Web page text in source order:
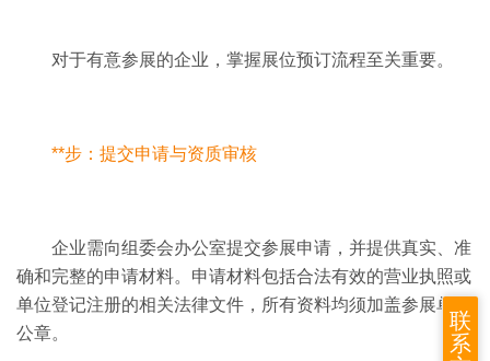
对于有意参展的企业，掌握展位预订流程至关重要。
**步：提交申请与资质审核
企业需向组委会办公室提交参展申请，并提供真实、准
确和完整的申请材料。 申请材料包括合法有效的营业执照或
单位登记注册的相关法律文件，所有资料均须加盖参展单位
公章。
联
系